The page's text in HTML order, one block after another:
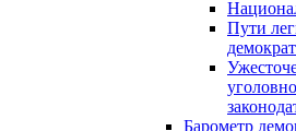
Пути
Барометр